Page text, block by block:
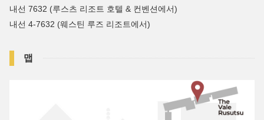
내선 7632 (루스츠 리조트 호텔 & 컨벤션에서)
내선 4-7632 (웨스틴 루즈 리조트에서)
맵